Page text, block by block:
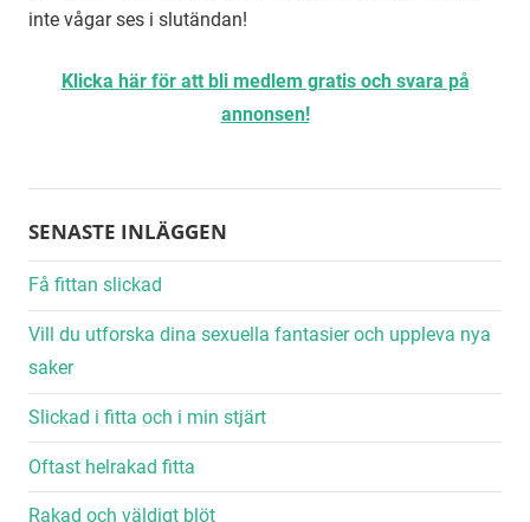
inte vågar ses i slutändan!
Klicka här för att bli medlem gratis och svara på
annonsen!
SENASTE INLÄGGEN
Få fittan slickad
Vill du utforska dina sexuella fantasier och uppleva nya
saker
Slickad i fitta och i min stjärt
Oftast helrakad fitta
Rakad och väldigt blöt